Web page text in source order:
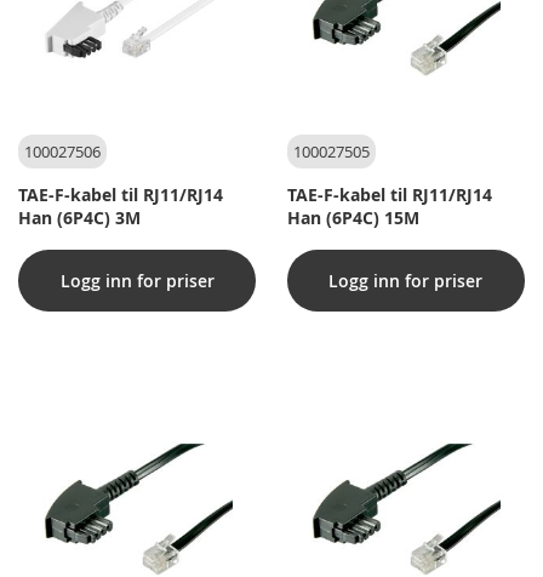
100027506
TAE-F-kabel til RJ11/RJ14
Han (6P4C) 3M
Logg inn for priser
100027505
TAE-F-kabel til RJ11/RJ14
Han (6P4C) 15M
Logg inn for priser